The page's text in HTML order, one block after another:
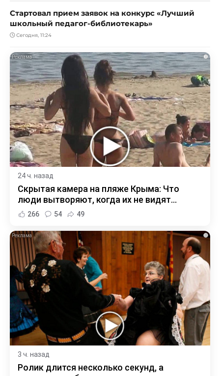
Стартовал прием заявок на конкурс «Лучший
школьный педагог-библиотекарь»
Сегодня, 11:24
i
24 ч. назад
Скрытая камера на пляже Крыма: Что
люди вытворяют, когда их не видят...
266 54 49
i
3 ч. назад
Ролик длится несколько секунд, а